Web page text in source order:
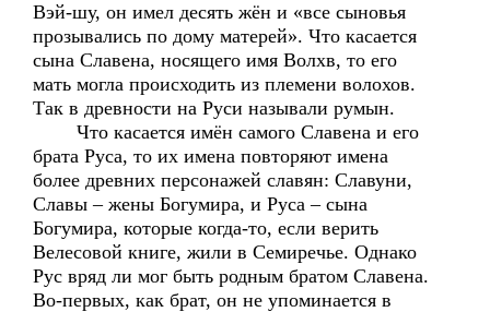
Вэй-шу, он имел десять жён и «все сыновья
прозывались по дому матерей». Что касается
сына Славена, носящего имя Волхв, то его
мать могла происходить из племени волохов.
Так в древности на Руси называли румын.
Что касается имён самого Славена и его
брата Руса, то их имена повторяют имена
более древних персонажей славян: Славуни,
Славы – жены Богумира, и Руса – сына
Богумира, которые когда-то, если верить
Велесовой книге, жили в Семиречье. Однако
Рус вряд ли мог быть родным братом Славена.
Во-первых, как брат, он не упоминается в